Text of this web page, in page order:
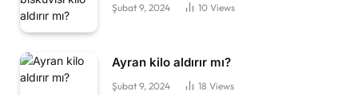
Şubat 9, 2024 10 Views
Ayran kilo aldırır mı?
Şubat 9, 2024 18 Views